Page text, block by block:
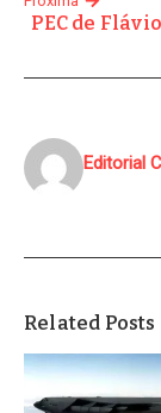
PEC de
Editorial
Related Posts